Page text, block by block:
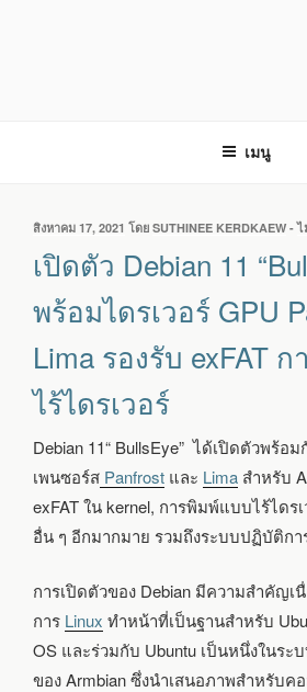
เมนู
เขียน
ที่
สิงหาคม 17, 2021 โดย SUTHINEE KERDKAEW -ไ
เปิดตัว Debian 11
พร้อมไดรเวอร์ GPU
Lima รองรับ exFAT
ไร้ไดรเวอร์
Debian 11“ BullsEye” ได้เปิดตัวพร้อ
เพน​ซอร์ส Panfrost และ Lima สำหรับ
exFAT ใน kernel, การพิมพ์แบบไร้ไดร
อื่น ๆ อีกมากมาย รวมถึงระบบปฏิบัติก
การเปิดตัวของ Debian มีความสำคัญเ
การ Linux ทำหน้าที่เป็นฐานสำหรับ
OS และร่วมกับ Ubuntu เป็นหนึ่งในระ
ของ Armbian ซึ่งนำเสนอภาพสำหรับค